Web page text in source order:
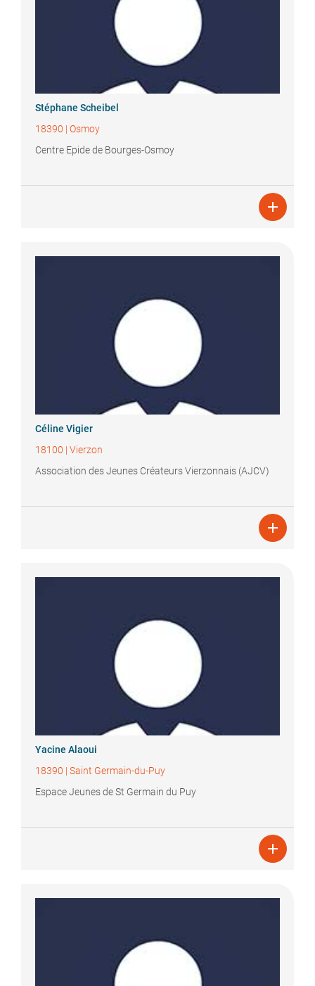
Stéphane Scheibel
18390 | Osmoy
Centre Epide de Bourges-Osmoy

Céline Vigier
18100 | Vierzon
Association des Jeunes Créateurs Vierzonnais (AJCV)

Yacine Alaoui
18390 | Saint Germain-du-Puy
Espace Jeunes de St Germain du Puy
